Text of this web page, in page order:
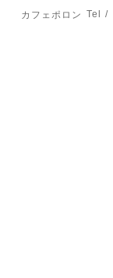
カフェポロン Tel /